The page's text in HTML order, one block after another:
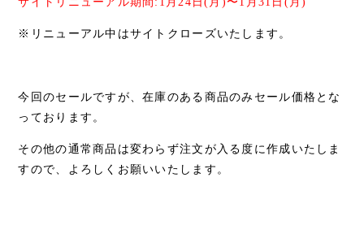
※リニューアル中はサイトクローズいたします。
今回のセールですが、在庫のある商品のみセール価格とな
っております。
その他の通常商品は変わらず注文が入る度に作成いたしま
すので、よろしくお願いいたします。